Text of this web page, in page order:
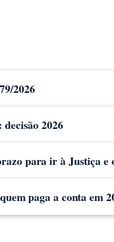
2026
2026
para ir à Justiça e
paga a conta em